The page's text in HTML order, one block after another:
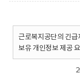
근로복지공단의 긴
보유 개인정보 제공